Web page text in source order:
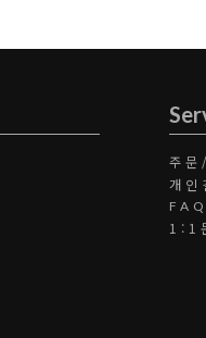
주
개인
1:1